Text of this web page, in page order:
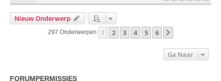
Nieuw Onderwerp
297 Onderwerpen 1 2 3 4 5 6
Ga Naar
FORUMPERMISSIES